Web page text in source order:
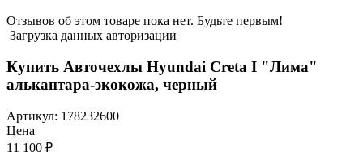
Отзывов об этом товаре пока нет. Будьте первым!
Загрузка данных авторизации
Купить Авточехлы Hyundai Creta I "Лима"
алькантара-экокожа, черный
Артикул: 178232600
Цена
11 100 ₽